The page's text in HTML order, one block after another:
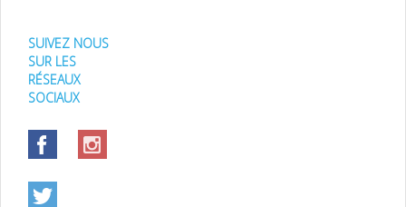
SUIVEZ NOUS
SUR LES
RÉSEAUX
SOCIAUX